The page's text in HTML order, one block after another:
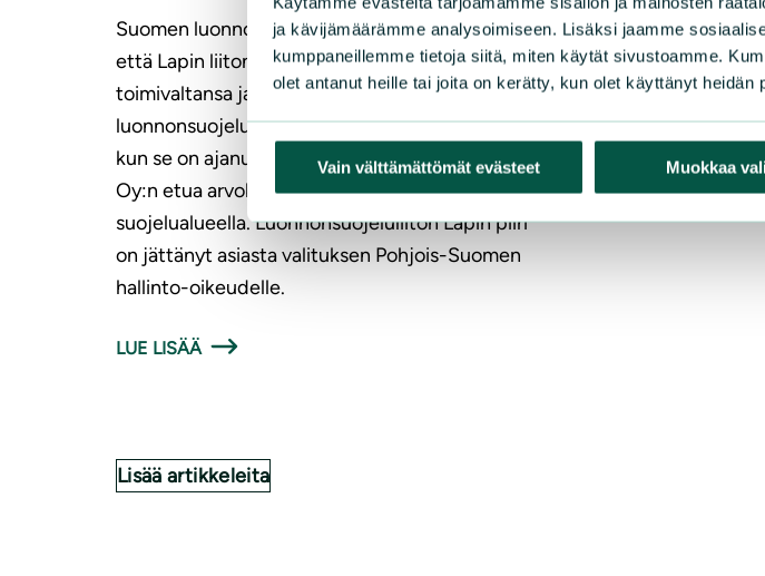
ja kävijämäärämme analysoimiseen. Lisäksi jaamme
kumppaneillemme tietoja siitä, miten käytät sivustoamme.
olet antanut heille tai joita on kerätty, kun olet käyttänyt heidän
Vain välttämättömät evästeet Muokkaa
Suomen luonnonsuojeluliiton Lapin piiri katsoo,
että Lapin liiton hallitus on ylittänyt
toimivaltansa ja rikkonut tietoisesti
luonnonsuojelu- ja soidensuojelulainsäädäntöä,
kun se on ajanut kaivosyhtiö AA Sakatti Mining
Oy:n etua arvokkaalla Viiankiaavan
suojelualueella. Luonnonsuojeluliiton Lapin piiri
on jättänyt asiasta valituksen Pohjois-Suomen
hallinto-oikeudelle.
LUE LISÄÄ
Suomen
tilaamasta
LUE LISÄÄ
Lisää artikkeleita